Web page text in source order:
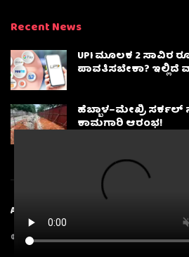
Recent News
UPI ಮೂಲಕ 2 ಸಾವಿರ
ಪಾವತಿಸಬೇಕಾ? ಇಲ್ಲಿದೆ
ಹೆಬ್ಬಾಳ–ಮೇಖ್ರಿ
ಕಾಮಗಾರಿ ಆರಂಭ!
About
© 2025Karnatakanewsbeat